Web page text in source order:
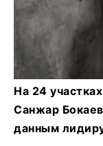
На 24
Санжар
данным